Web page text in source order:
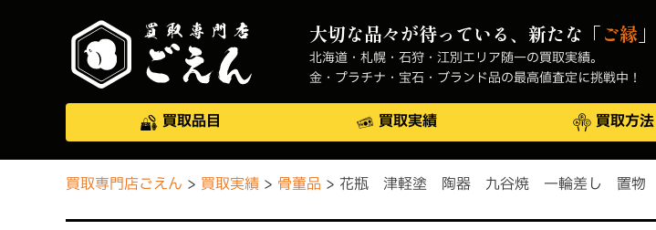
大切な品々が待っている、新たな「ご縁
北海道・札幌・石狩・江別エリア随一の買取実績。
金・プラチナ・宝石・ブランド品の最高値査定に挑戦中！
買取品目 買取実績 買取方法
買取専門店ごえん 買取実績 骨董品 花瓶 津軽塗 陶器 九谷焼 一輪差し 置物